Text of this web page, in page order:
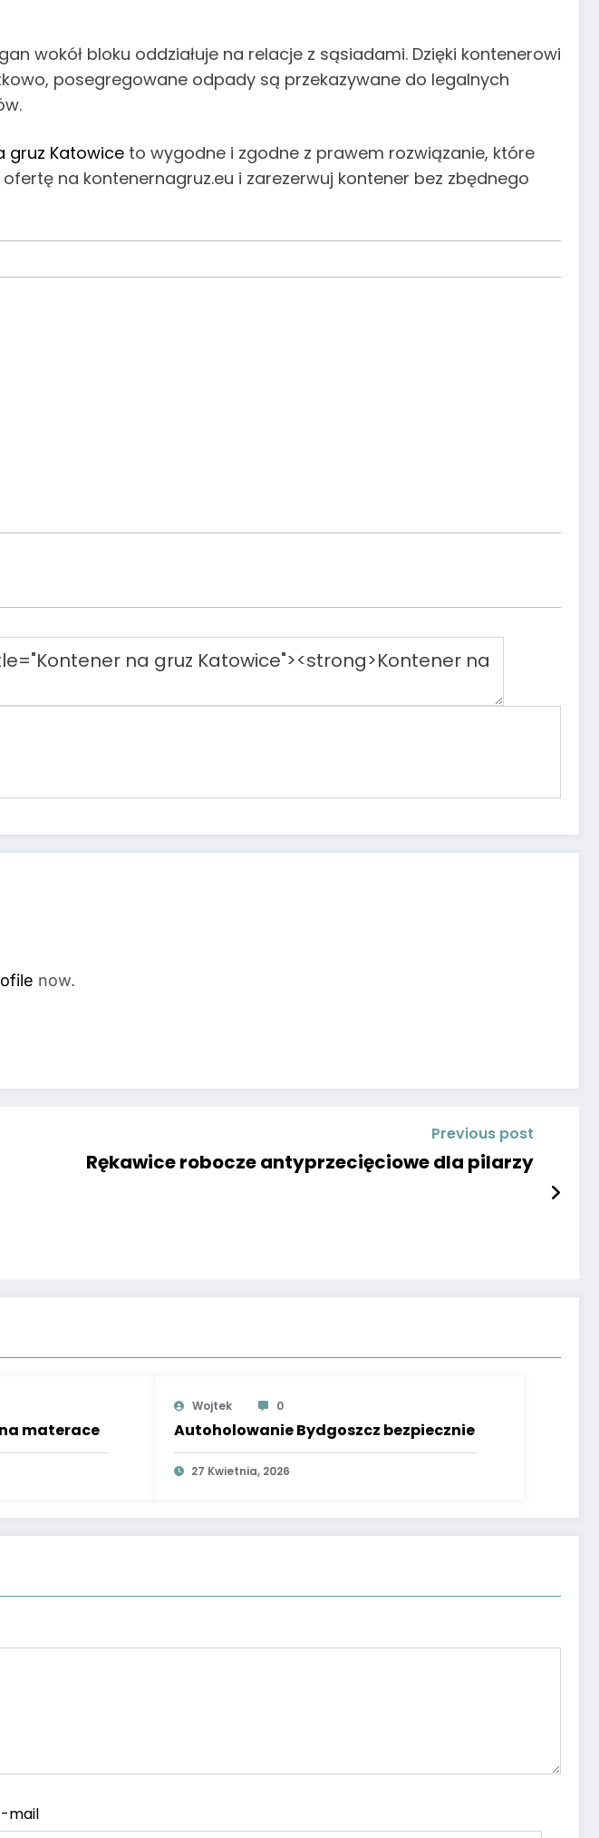
wokół bloku oddziałuje na relacje z sąsiadami. Dzięki kontenerowi
posegregowane odpady są przekazywane do legalnych
gruz Katowice to wygodne i zgodne z prawem rozwiązanie, które
na kontenernagruz.eu i zarezerwuj kontener bez zbędnego
now.
Previous post
Rękawice robocze antyprzecięciowe dla pilarzy
materace
Wojtek 0
Autoholowanie Bydgoszcz bezpiecznie
27 Kwietnia, 2026
mail